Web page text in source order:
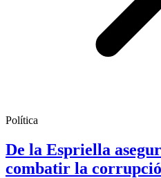
Política
De la Espriella
combatir la